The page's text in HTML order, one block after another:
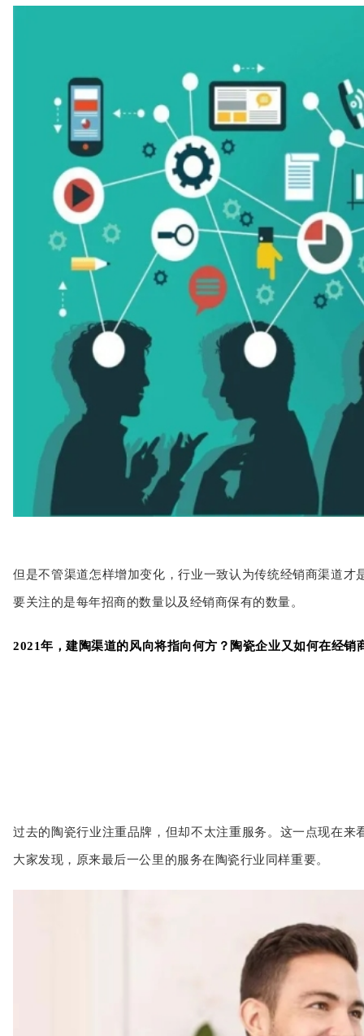
但是不管渠道怎样增加变化，行业一致认为传统经销商渠道
要关注的是每年招商的数量以及经销商保有的数量。
2021年，建陶渠道的风向将指向何方？陶瓷企业又如何在经销
过去的陶瓷行业注重品牌，但却不太注重服务。这一点现在
大家发现，原来最后一公里的服务在陶瓷行业同样重要。